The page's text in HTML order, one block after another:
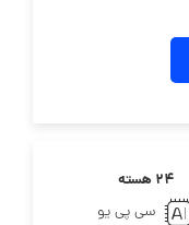
۲۴ هسته
سی پی یو